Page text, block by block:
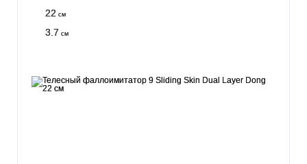
22 см
3.7 см